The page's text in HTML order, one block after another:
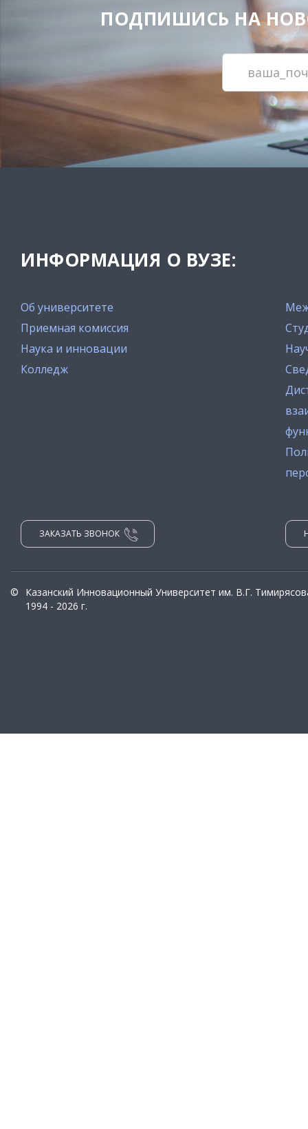
ПОДПИШИСЬ НА
ИНФОРМАЦИЯ О ВУЗЕ:
Об университете
Приемная комиссия
Наука и инновации
Колледж
ЗАКАЗАТЬ ЗВОНОК
©
Казанский Инновационный Университет им. В.Г.
1994 - 2026 г.